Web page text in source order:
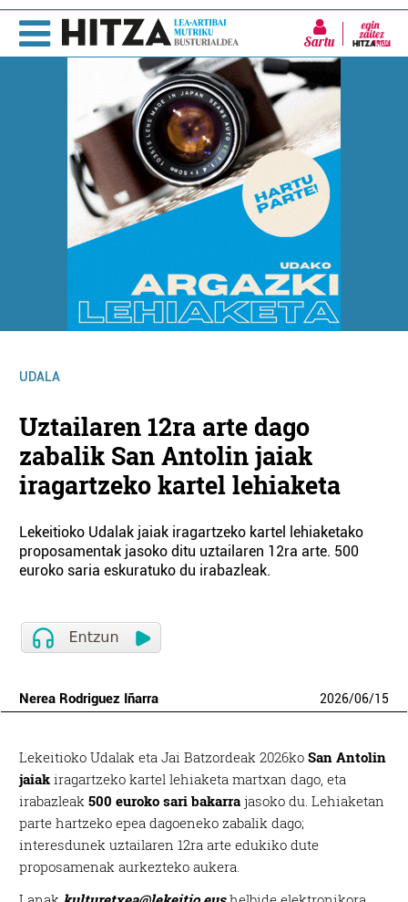
Sartu
UDALA
Uztailaren 12ra arte dago
zabalik San Antolin jaiak
iragartzeko kartel lehiaketa
Lekeitioko Udalak jaiak iragartzeko kartel lehiaketako
proposamentak jasoko ditu uztailaren 12ra arte. 500
euroko saria eskuratuko du irabazleak.
Nerea Rodriguez Iñarra 2026/06/15
Lekeitioko Udalak eta Jai Batzordeak 2026koSan Antolin
jaiak iragartzeko kartel lehiaketa martxan dago, eta
irabazleak500 euroko sari bakarra jasoko du. Lehiaketan
parte hartzeko epea dagoeneko zabalik dago;
interesdunek uztailaren 12ra arte edukiko dute
proposamenak aurkezteko aukera.